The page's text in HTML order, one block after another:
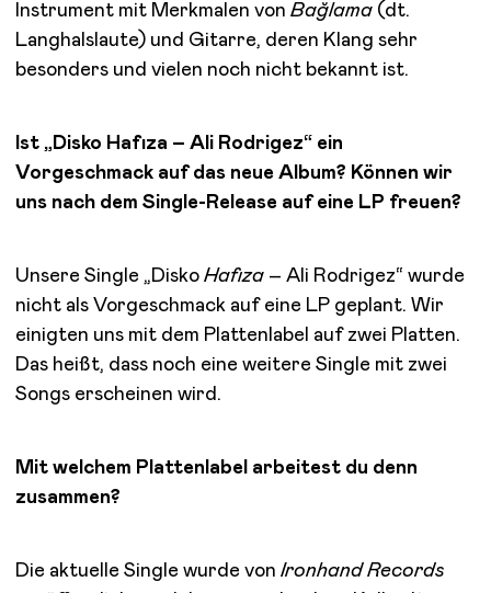
Instrument mit Merkmalen von Bağlama(dt.
Langhalslaute) und Gitarre, deren Klang sehr
besonders und vielen noch nicht bekannt ist.
Ist „Disko Hafıza – Ali Rodrigez“ ein
Vorgeschmack auf das neue Album? Können wir
uns nach dem Single-Release auf eine LP freuen?
Unsere Single „Disko Hafıza – Ali Rodrigez“ wurde
nicht als Vorgeschmack auf eine LP geplant. Wir
einigten uns mit dem Plattenlabel auf zwei Platten.
Das heißt, dass noch eine weitere Single mit zwei
Songs erscheinen wird.
Mit welchem Plattenlabel arbeitest du denn
zusammen?
Die aktuelle Single wurde vonIronhand Records